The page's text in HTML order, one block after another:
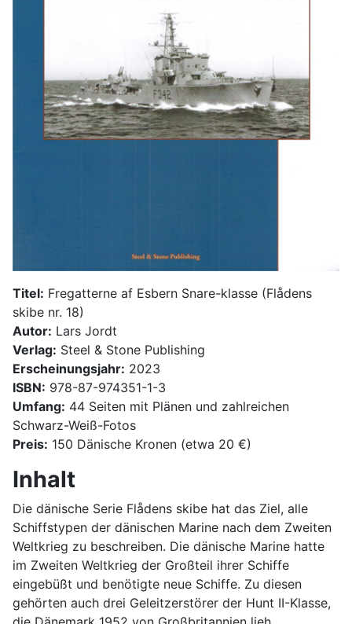
Titel: Fregatterne af Esbern Snare-klasse (Flådens
skibe nr. 18)
Autor: Lars Jordt
Verlag: Steel & Stone Publishing
Erscheinungsjahr: 2023
ISBN: 978-87-974351-1-3
Umfang: 44 Seiten mit Plänen und zahlreichen
Schwarz-Weiß-Fotos
Preis: 150 Dänische Kronen (etwa 20 €)
Inhalt
Die dänische Serie Flådens skibe hat das Ziel, alle
Schiffstypen der dänischen Marine nach dem Zweiten
Weltkrieg zu beschreiben. Die dänische Marine hatte
im Zweiten Weltkrieg der Großteil ihrer Schiffe
eingebüßt und benötigte neue Schiffe. Zu diesen
gehörten auch drei Geleitzerstörer der Hunt II-Klasse,